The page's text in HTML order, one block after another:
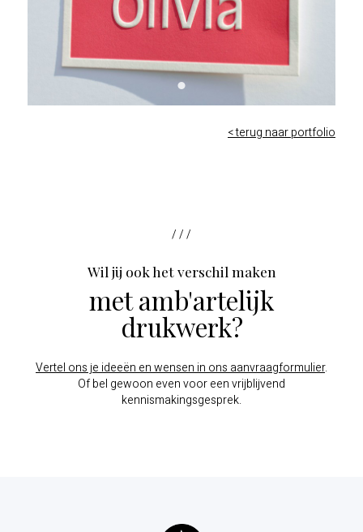
< terug naar portfolio
/ / /
Wil jij ook het verschil maken
met amb'artelijk
drukwerk?
Vertel ons je ideeën en wensen in ons aanvraagformulier.
Of bel gewoon even voor een vrijblijvend
kennismakingsgesprek.